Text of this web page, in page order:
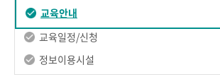
교육안내
교육일정/신청
정보이용시설